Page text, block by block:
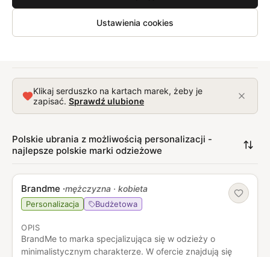
Ustawienia cookies
Klikaj serduszko na kartach marek, żeby je
zapisać. Sprawdź ulubione
Polskie ubrania z możliwością personalizacji -
najlepsze polskie marki odzieżowe
Brandme ·mężczyzna · kobieta
Personalizacja Budżetowa
OPIS
BrandMe to marka specjalizująca się w odzieży o
minimalistycznym charakterze. W ofercie znajdują się